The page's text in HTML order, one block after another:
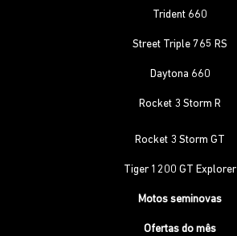
Trident 660
Street Triple 765 RS
Daytona 660
Rocket 3 Storm R
Rocket 3 Storm GT
Tiger 1200 GT Explorer
Motos seminovas
Ofertas do mês